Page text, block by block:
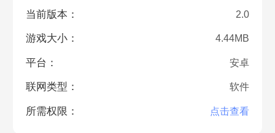
当前版本： 2.0
游戏大小： 4.44MB
平台： 安卓
联网类型： 软件
所需权限： 点击查看